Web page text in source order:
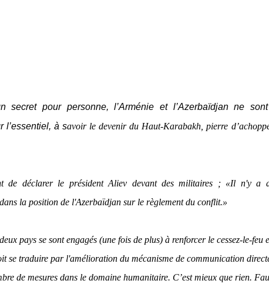
secret pour personne, l’Arménie et l’Azerbaïdjan ne
l’essentiel, à savoir le devenir du Haut-Karabakh, pierre
de déclarer le président Aliev devant des militaires ; «Il n'y a
la position de l'Azerbaïdjan sur le règlement du conflit.»
pays se sont engagés (une fois de plus) à renforcer le cessez-le-feu
se traduire par l'amélioration du mécanisme de communication
de mesures dans le domaine humanitaire. C’est mieux que rien.